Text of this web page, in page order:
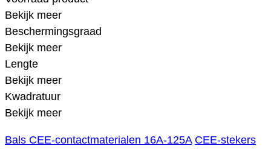
Bekijk meer
Beschermingsgraad
Bekijk meer
Lengte
Bekijk meer
Kwadratuur
Bekijk meer
Bals CEE-contactmaterialen 16A-125A CEE-stekers